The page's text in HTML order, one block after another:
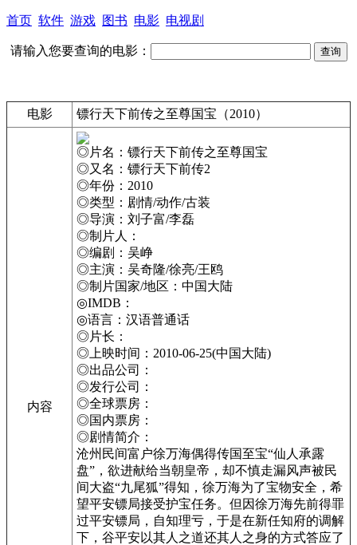
首页 软件 游戏 图书 电影 电视剧
请输入您要查询的电影：
电影 镖行天下前传之至尊国宝（2010）
内容
◎片名：镖行天下前传之至尊国宝
◎又名：镖行天下前传2
◎年份：2010
◎类型：剧情/动作/古装
◎导演：刘子富/李磊
◎制片人：
◎编剧：吴峥
◎主演：吴奇隆/徐亮/王鸥
◎制片国家/地区：中国大陆
◎IMDB：
◎语言：汉语普通话
◎片长：
◎上映时间：2010-06-25(中国大陆)
◎出品公司：
◎发行公司：
◎全球票房：
◎国内票房：
◎剧情简介：
沧州民间富户徐万海偶得传国至宝“仙人承露
盘”，欲进献给当朝皇帝，却不慎走漏风声被民
间大盗“九尾狐”得知，徐万海为了宝物安全，希
望平安镖局接受护宝任务。但因徐万海先前得罪
过平安镖局，自知理亏，于是在新任知府的调解
下，谷平安以其人之道还其人之身的方式答应了